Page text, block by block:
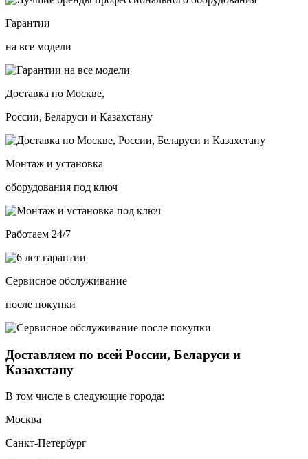
Гарантии
на все модели
Доставка по Москве,
России, Беларуси и Казахстану
Монтаж и установка
оборудования под ключ
Работаем 24/7
Сервисное обслуживание
после покупки
Доставляем по всей России, Беларуси и
Казахстану
В том числе в следующие города:
Москва
Санкт-Петербург